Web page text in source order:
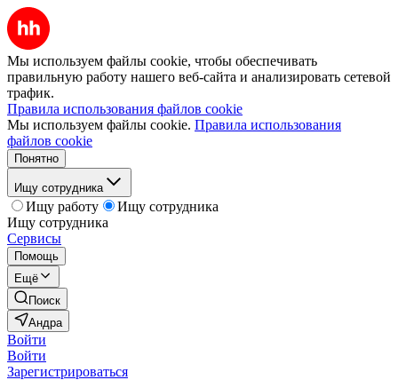
Мы используем файлы cookie, чтобы обеспечивать
правильную работу нашего веб-сайта и анализировать сетевой
трафик.
Правила использования файлов cookie
Мы используем файлы cookie. Правила использования
файлов cookie
Понятно
Ищу сотрудника
Ищу работу
Ищу сотрудника
Ищу сотрудника
Сервисы
Помощь
Ещё
Поиск
Андра
Войти
Войти
Зарегистрироваться